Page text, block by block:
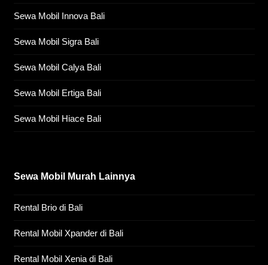
Sewa Mobil Innova Bali
Sewa Mobil Sigra Bali
Sewa Mobil Calya Bali
Sewa Mobil Ertiga Bali
Sewa Mobil Hiace Bali
Sewa Mobil Murah Lainnya
Rental Brio di Bali
Rental Mobil Xpander di Bali
Rental Mobil Xenia di Bali